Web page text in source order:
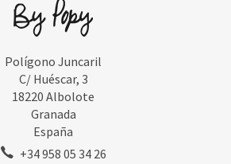
Polígono Juncaril
C/ Huéscar, 3
18220 Albolote
Granada
España
+34 958 05 34 26